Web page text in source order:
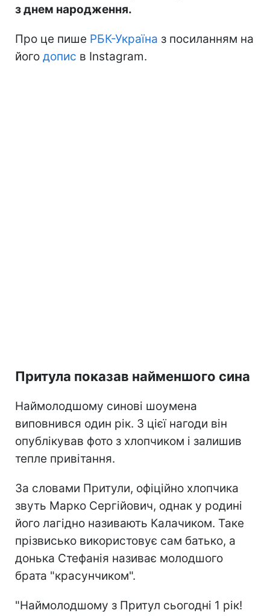
з днем народження.
Про це пише РБК-Україна з посиланням на
його допис в Instagram.
Притула показав найменшого сина
Наймолодшому синові шоумена
виповнився один рік. З цієї нагоди він
опублікував фото з хлопчиком і залишив
тепле привітання.
За словами Притули, офіційно хлопчика
звуть Марко Сергійович, однак у родині
його лагідно називають Калачиком. Таке
прізвисько використовує сам батько, а
донька Стефанія називає молодшого
брата "красунчиком".
"Наймолодшому з Притул сьогодні 1 рік!